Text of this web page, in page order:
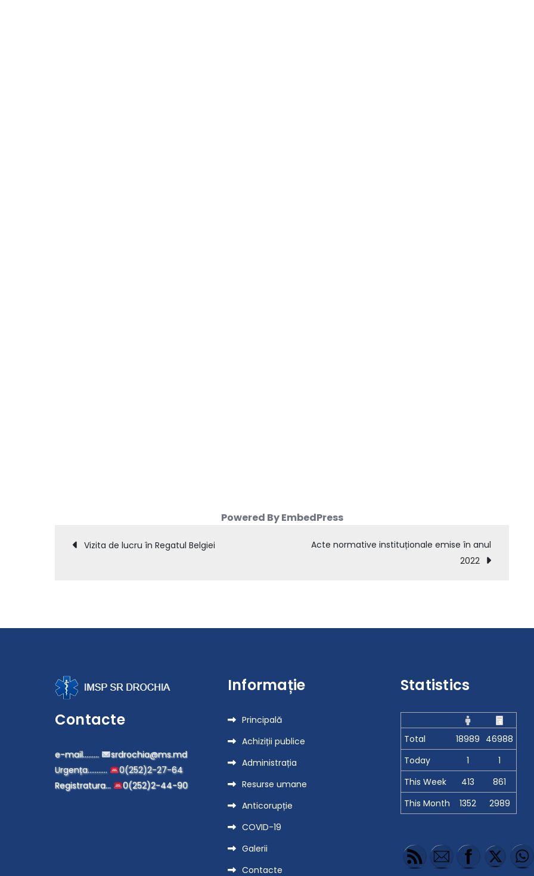
Powered By EmbedPress
Навигация
Vizita de lucru în Regatul Belgiei
Acte normative instituționale emise în anul
2022
Contacte
e-mail………
srdrochia@ms.md
Urgența………..
0(252)2-27-64
Registratura…
0(252)2-44-90
Informație
Principală
Achiziții publice
Administrația
Resurse umane
Anticorupție
COVID-19
Galerii
Contacte
Statistics
Total 18989 46988
Today
1
1
This Week
413
861
This Month
1352 2989